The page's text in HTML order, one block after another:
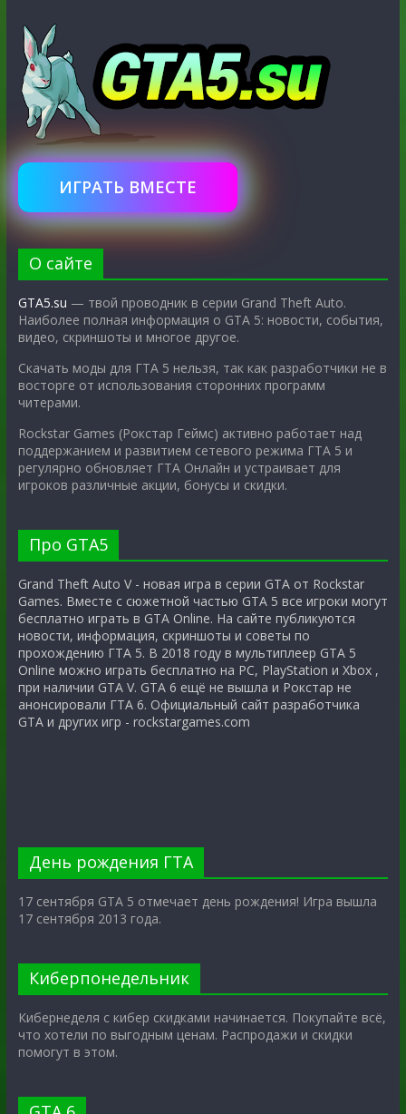
ИГРАТЬ ВМЕСТЕ
О сайте
GTA5.su — твой проводник в серии Grand Theft Auto.
Наиболее полная информация о GTA 5: новости, события,
видео, скриншоты и многое другое.
Скачать моды для ГТА 5 нельзя, так как разработчики не в
восторге от использования сторонних программ
читерами.
Rockstar Games (Рокстар Геймс) активно работает над
поддержанием и развитием сетевого режима ГТА 5 и
регулярно обновляет ГТА Онлайн и устраивает для
игроков различные акции, бонусы и скидки.
Про GTA5
Grand Theft Auto V - новая игра в серии GTA от Rockstar
Games. Вместе с сюжетной частью GTA 5 все игроки могут
бесплатно играть в GTA Online. На сайте публикуются
новости, информация, скриншоты и советы по
прохождению ГТА 5. В 2018 году в мультиплеер GTA 5
Online можно играть бесплатно на PC, PlayStation и Xbox ,
при наличии GTA V. GTA 6 ещё не вышла и Рокстар не
анонсировали ГТА 6. Официальный сайт разработчика
GTA и других игр - rockstargames.com
День рождения ГТА
17 сентября GTA 5 отмечает день рождения! Игра вышла
17 сентября 2013 года.
Киберпонедельник
Кибернеделя с кибер скидками начинается. Покупайте всё,
что хотели по выгодным ценам. Распродажи и скидки
помогут в этом.